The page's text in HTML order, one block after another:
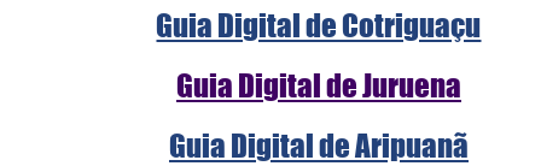
Guia Digital de Cotriguaçu
Guia Digital de Juruena
Guia Digital de Aripuanã